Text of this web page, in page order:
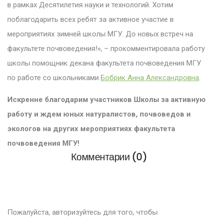
в рамках Десятилетия науки и технологий. Хотим
поблагодарить всех ребят за активное участие в
мероприятиях зимней школы МГУ. До новых встреч на
факультете почвоведения!», – прокомментировала работу
школы помощник декана факультета почвоведения МГУ
по работе со школьниками Бобрик Анна Александровна.
Искренне благодарим участников Школы за активную
работу и ждем юных натуралистов, почвоведов и
экологов на других мероприятиях факультета
почвоведения МГУ!
Комментарии (0)
Пожалуйста, авторизуйтесь для того, чтобы